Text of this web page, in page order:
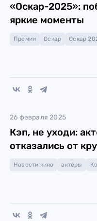
«Оскар-2025»:
яркие моменты
Премии Оскар Оскар
26 февраля 2025
Кэп, не уходи:
отказались от
Новости кино актёры